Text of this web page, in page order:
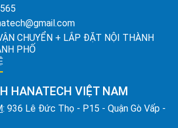
CHUYỂN + LẮP ĐẶT NỘI THÀNH
PHỐ
HANATECH VIỆT NAM
: 936 Lê Đức Thọ - P15 - Quận Gò Vấp -